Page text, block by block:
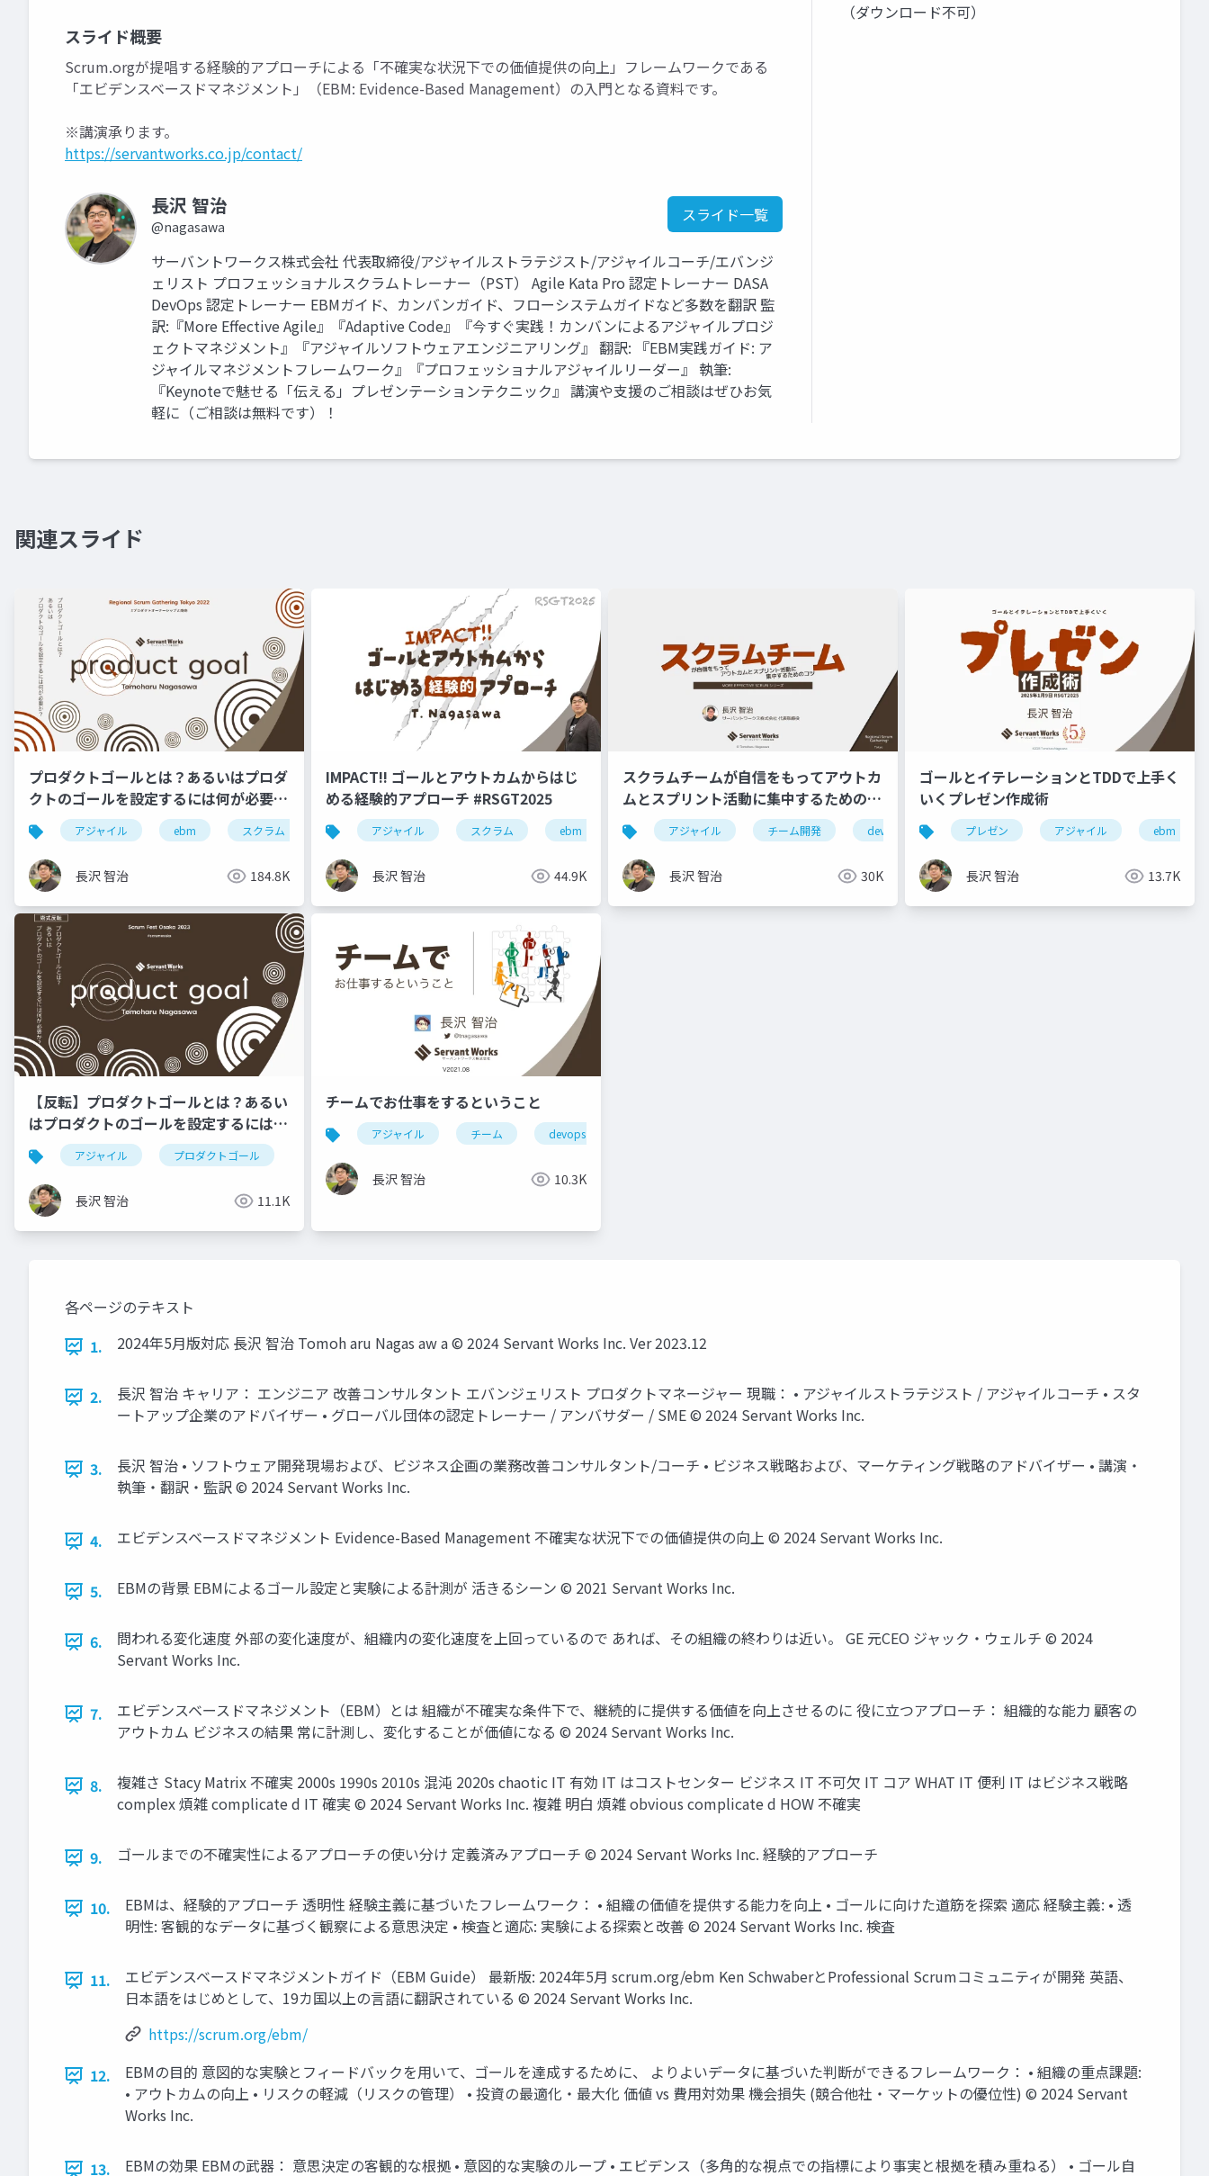
スライド概要
Scrum.orgが提唱する経験的アプローチによる「不確実な状況下での価値提供の向上」フレームワークである
「エビデンスベースドマネジメント」（EBM: Evidence-Based Management）の入門となる資料です。
※講演承ります。
https://servantworks.co.jp/contact/
長沢 智治
@nagasawa
スライド一覧
サーバントワークス株式会社 代表取締役/アジャイルストラテジスト/アジャイルコーチ/エバンジ
ェリスト プロフェッショナルスクラムトレーナー（PST） Agile Kata Pro 認定トレーナー DASA
DevOps 認定トレーナー EBMガイド、カンバンガイド、フローシステムガイドなど多数を翻訳 監
訳:『More Effective Agile』『Adaptive Code』『今すぐ実践！カンバンによるアジャイルプロジ
ェクトマネジメント』『アジャイルソフトウェアエンジニアリング』 翻訳: 『EBM実践ガイド: ア
ジャイルマネジメントフレームワーク』『プロフェッショナルアジャイルリーダー』 執筆:
『Keynoteで魅せる「伝える」プレゼンテーションテクニック』 講演や支援のご相談はぜひお気
軽に（ご相談は無料です）！
（ダウンロード不可）
関連スライド
プロダクトゴールとは？あるいはプロダ
クトのゴールを設定するには何が必要
か？ #RSGT2022
アジャイル ebm スクラム rsgt rsgt2022 プロダクトゴール
長沢 智治 184.8K
IMPACT!! ゴールとアウトカムからはじ
める経験的アプローチ #RSGT2025
アジャイル スクラム ebm ゴール設定 rsgt2025
長沢 智治 44.9K
スクラムチームが自信をもってアウトカ
ムとスプリント活動に集中するためのコ
ツ
アジャイル チーム開発 devops agile
長沢 智治 30K
ゴールとイテレーションとTDDで上手く
いくプレゼン作成術
プレゼン アジャイル ebm
長沢 智治 13.7K
【反転】プロダクトゴールとは？あるい
はプロダクトのゴールを設定するには何
が必要か？アジャイル プロダクトゴール
長沢 智治 11.1K
チームでお仕事をするということ
アジャイル チーム devops
長沢 智治 10.3K
各ページのテキスト
1.
2024年5月版対応 長沢 智治 Tomoh aru Nagas aw a © 2024 Servant Works Inc. Ver 2023.12
2.
長沢 智治 キャリア： エンジニア 改善コンサルタント エバンジェリスト プロダクトマネージャー 現職： • アジャイルストラテジスト / アジャイルコーチ • スタ
ートアップ企業のアドバイザー • グローバル団体の認定トレーナー / アンバサダー / SME © 2024 Servant Works Inc.
3.
長沢 智治 • ソフトウェア開発現場および、ビジネス企画の業務改善コンサルタント/コーチ • ビジネス戦略および、マーケティング戦略のアドバイザー • 講演・
執筆・翻訳・監訳 © 2024 Servant Works Inc.
4. エビデンスベースドマネジメント Evidence-Based Management 不確実な状況下での価値提供の向上 © 2024 Servant Works Inc.
5. EBMの背景 EBMによるゴール設定と実験による計測が 活きるシーン © 2021 Servant Works Inc.
6.
問われる変化速度 外部の変化速度が、組織内の変化速度を上回っているので あれば、その組織の終わりは近い。 GE 元CEO ジャック・ウェルチ © 2024
Servant Works Inc.
7.
エビデンスベースドマネジメント（EBM）とは 組織が不確実な条件下で、継続的に提供する価値を向上させるのに 役に立つアプローチ： 組織的な能力 顧客の
アウトカム ビジネスの結果 常に計測し、変化することが価値になる © 2024 Servant Works Inc.
8.
複雑さ Stacy Matrix 不確実 2000s 1990s 2010s 混沌 2020s chaotic IT 有効 IT はコストセンター ビジネス IT 不可欠 IT コア WHAT IT 便利 IT はビジネス戦略
complex 煩雑 complicate d IT 確実 © 2024 Servant Works Inc. 複雑 明白 煩雑 obvious complicate d HOW 不確実
9. ゴールまでの不確実性によるアプローチの使い分け 定義済みアプローチ © 2024 Servant Works Inc. 経験的アプローチ
10.
EBMは、経験的アプローチ 透明性 経験主義に基づいたフレームワーク： • 組織の価値を提供する能力を向上 • ゴールに向けた道筋を探索 適応 経験主義: • 透
明性: 客観的なデータに基づく観察による意思決定 • 検査と適応: 実験による探索と改善 © 2024 Servant Works Inc. 検査
11.
エビデンスベースドマネジメントガイド（EBM Guide） 最新版: 2024年5月 scrum.org/ebm Ken SchwaberとProfessional Scrumコミュニティが開発 英語、
日本語をはじめとして、19カ国以上の言語に翻訳されている © 2024 Servant Works Inc.
https://scrum.org/ebm/
12.
EBMの目的 意図的な実験とフィードバックを用いて、ゴールを達成するために、 よりよいデータに基づいた判断ができるフレームワーク： • 組織の重点課題:
• アウトカムの向上 • リスクの軽減（リスクの管理） • 投資の最適化・最大化 価値 vs 費用対効果 機会損失 (競合他社・マーケットの優位性) © 2024 Servant
Works Inc.
13. EBMの効果 EBMの武器： 意思決定の客観的な根拠 • 意図的な実験のループ • エビデンス（多角的な視点での指標により事実と根拠を積み重ねる） • ゴール自